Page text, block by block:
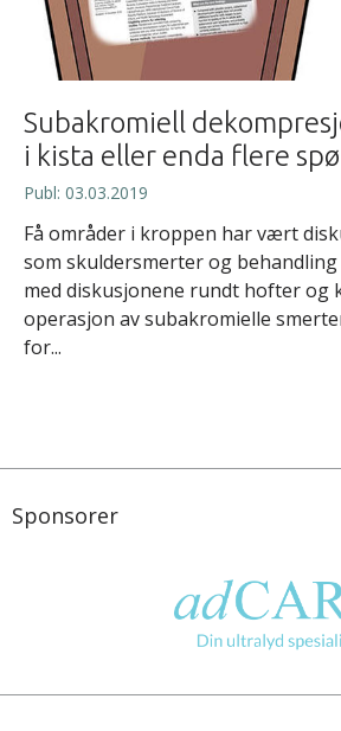
Subakromiell
i kista eller enda flere
Publ: 03.03.2019
Få områder i kroppen har vært
som skuldersmerter og behandling
med diskusjonene rundt hofter og
operasjon av subakromielle
for...
Sponsorer